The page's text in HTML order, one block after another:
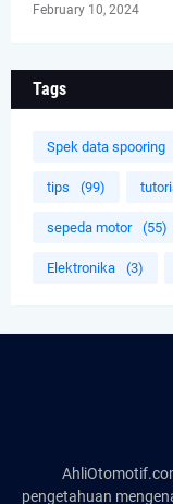
February 10, 2024
Tags
Spek data spooring
tips (99)
sepeda motor (55)
Elektronika (3)
pengetahuan